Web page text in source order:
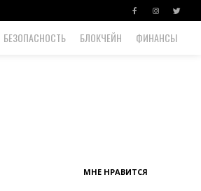
БЕЗОПАСНОСТЬ БЛОКЧЕЙН ФИНАНСЫ
МНЕ НРАВИТСЯ